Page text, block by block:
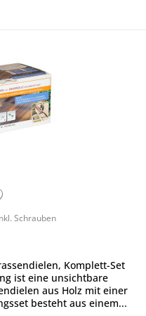
Schrauben
Komplett-Set
ist eine unsichtbare
aus Holz mit einer
besteht aus einem...